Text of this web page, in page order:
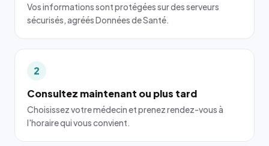
Vos informations sont protégées sur des serveurs
sécurisés, agréés Données de Santé.
2
Consultez maintenant ou plus tard
Choisissez votre médecin et prenez rendez-vous à
l'horaire qui vous convient.